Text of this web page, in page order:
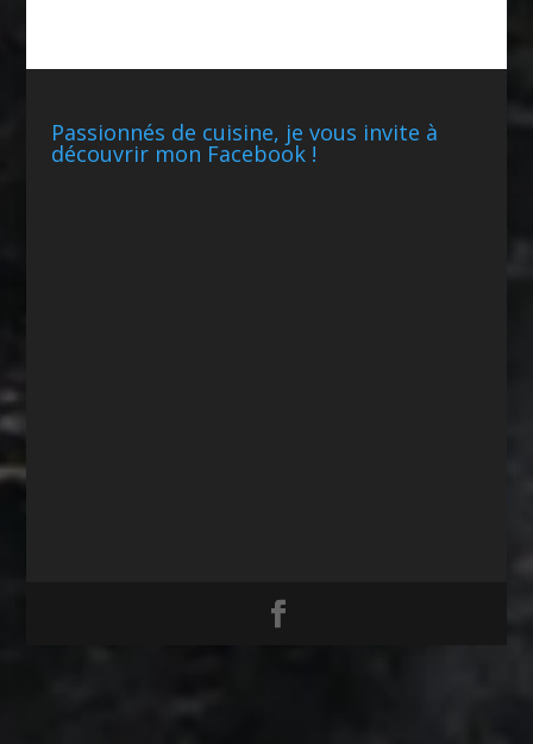
Passionnés de cuisine, je vous invite à
découvrir mon Facebook !